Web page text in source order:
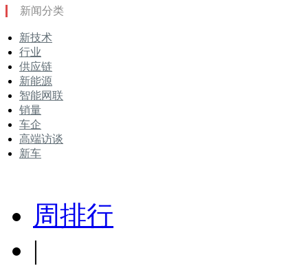
新闻分类
新技术
行业
供应链
新能源
智能网联
销量
车企
高端访谈
新车
周排行
|